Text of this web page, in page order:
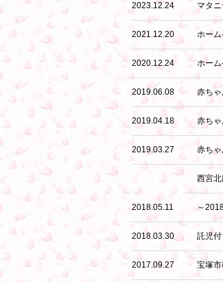
2023.12.24 マタ
2021.12.20 ホーム
2020.12.24 ホーム
2019.06.08 赤ちゃ
2019.04.18 赤ちゃ
2019.03.27 赤ち
西宮北
2018.05.11 ～
2018.03.30 託児
2017.09.27 宝塚